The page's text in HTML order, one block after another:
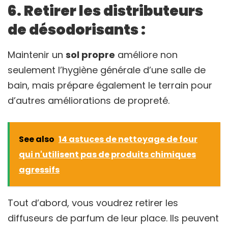
6. Retirer les distributeurs
de désodorisants :
Maintenir un sol propre améliore non
seulement l’hygiène générale d’une salle de
bain, mais prépare également le terrain pour
d’autres améliorations de propreté.
See also 14 astuces de nettoyage de four
qui n'utilisent pas de produits chimiques
agressifs
Tout d’abord, vous voudrez retirer les
diffuseurs de parfum de leur place. Ils peuvent